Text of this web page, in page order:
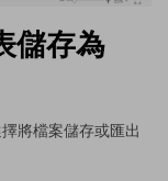
儲存為
將檔案儲存或匯出